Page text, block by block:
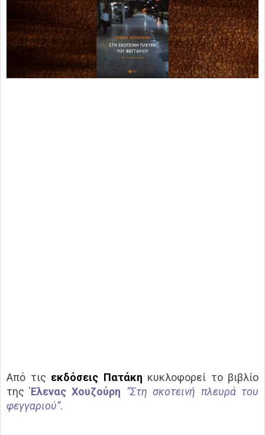
Από τις εκδόσεις Πατάκη κυκλοφορεί το βιβλίο
τηςΈλενας Χουζούρη “Στη σκοτεινή πλευρά του
φεγγαριού”.